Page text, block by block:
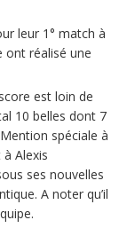
leur 1° match à
ont réalisé une
est loin de
10 belles dont 7
spéciale à
Alexis
ses nouvelles
A noter qu’il